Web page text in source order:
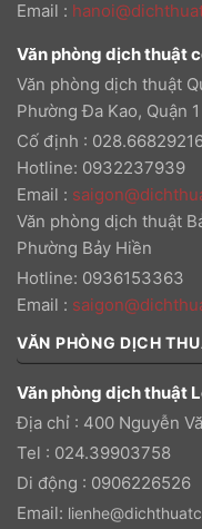
Email :
Văn phòng dịch thuật
Văn phòng dịch thuật
Phường Đa Kao, Quận 1
Cố định :
Hotline: 0932237939
Email :
Văn phòng dịch thuật
Phường Bảy Hiền
Hotline: 0936153363
Email :
VĂN PHÒNG DỊCH
Văn phòng dịch thuật
Địa chỉ : 400 Nguyễn
Tel : 024.39903758
Di động : 0906226526
Email: